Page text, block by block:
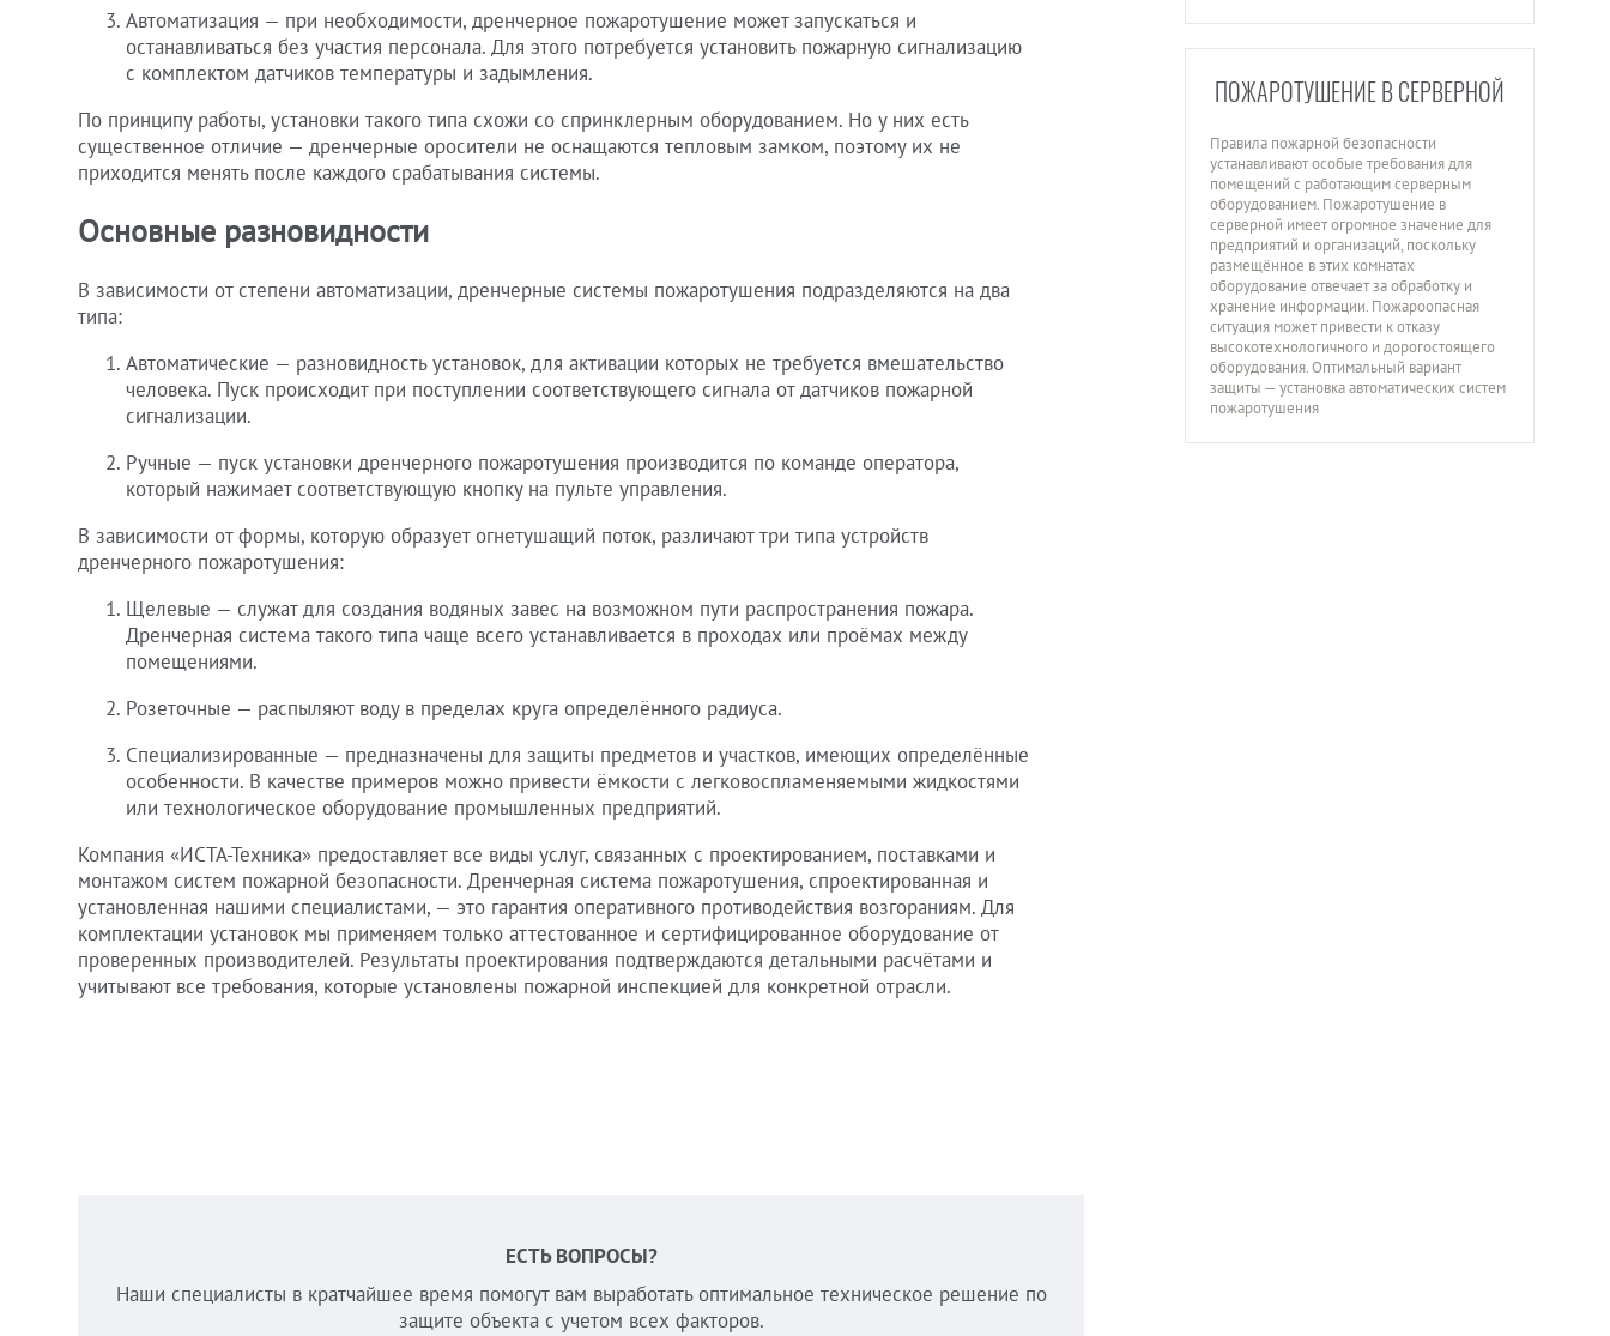
Автоматизация — при необходимости, дренчерное пожаротушение может запускаться и
останавливаться без участия персонала. Для этого потребуется установить пожарную сигнализацию
с комплектом датчиков температуры и задымления.
По принципу работы, установки такого типа схожи со спринклерным оборудованием. Но у них есть
существенное отличие — дренчерные оросители не оснащаются тепловым замком, поэтому их не
приходится менять после каждого срабатывания системы.
Основные разновидности
В зависимости от степени автоматизации, дренчерные системы пожаротушения подразделяются на два
типа:
Автоматические — разновидность установок, для активации которых не требуется вмешательство
человека. Пуск происходит при поступлении соответствующего сигнала от датчиков пожарной
сигнализации.
Ручные — пуск установки дренчерного пожаротушения производится по команде оператора,
который нажимает соответствующую кнопку на пульте управления.
В зависимости от формы, которую образует огнетушащий поток, различают три типа устройств
дренчерного пожаротушения:
Щелевые — служат для создания водяных завес на возможном пути распространения пожара.
Дренчерная система такого типа чаще всего устанавливается в проходах или проёмах между
помещениями.
Розеточные — распыляют воду в пределах круга определённого радиуса.
Специализированные — предназначены для защиты предметов и участков, имеющих определённые
особенности. В качестве примеров можно привести ёмкости с легковоспламеняемыми жидкостями
или технологическое оборудование промышленных предприятий.
Компания «ИСТА-Техника» предоставляет все виды услуг, связанных с проектированием, поставками и
монтажом систем пожарной безопасности. Дренчерная система пожаротушения, спроектированная и
установленная нашими специалистами, — это гарантия оперативного противодействия возгораниям. Для
комплектации установок мы применяем только аттестованное и сертифицированное оборудование от
проверенных производителей. Результаты проектирования подтверждаются детальными расчётами и
учитывают все требования, которые установлены пожарной инспекцией для конкретной отрасли.
ПОЖАРОТУШЕНИЕ В СЕРВЕРНОЙ
Правила пожарной безопасности
устанавливают особые требования для
помещений с работающим серверным
оборудованием. Пожаротушение в
серверной имеет огромное значение для
предприятий и организаций, поскольку
размещённое в этих комнатах
оборудование отвечает за обработку и
хранение информации. Пожароопасная
ситуация может привести к отказу
высокотехнологичного и дорогостоящего
оборудования. Оптимальный вариант
защиты — установка автоматических систем
пожаротушения
ЕСТЬ ВОПРОСЫ?
Наши специалисты в кратчайшее время помогут вам выработать оптимальное техническое решение по
защите объекта с учетом всех факторов.